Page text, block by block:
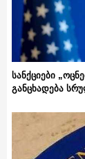
სანქციები
განცხადება